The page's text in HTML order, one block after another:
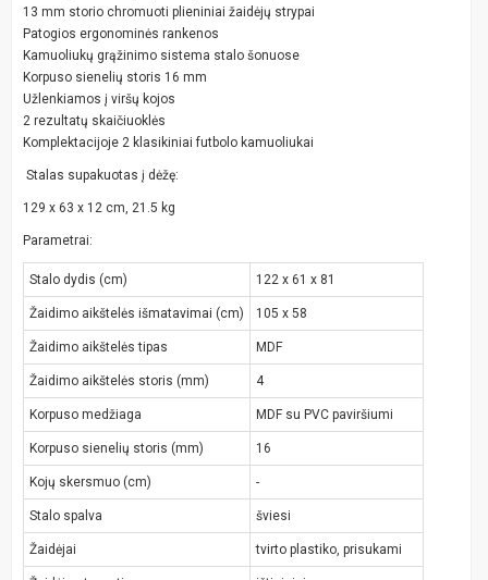
13 mm storio chromuoti plieniniai žaidėjų strypai
Patogios ergonominės rankenos
Kamuoliukų grąžinimo sistema stalo šonuose
Korpuso sienelių storis 16 mm
Užlenkiamos į viršų kojos
2 rezultatų skaičiuoklės
Komplektacijoje 2 klasikiniai futbolo kamuoliukai
Stalas supakuotas į dėžę:
129 x 63 x 12 cm, 21.5 kg
Parametrai:
Stalo dydis (cm) 122 x 61 x 81
Žaidimo aikštelės išmatavimai (cm) 105 x 58
Žaidimo aikštelės tipas MDF
Žaidimo aikštelės storis (mm) 4
Korpuso medžiaga MDF su PVC paviršiumi
Korpuso sienelių storis (mm) 16
Kojų skersmuo (cm) -
Stalo spalva šviesi
Žaidėjai tvirto plastiko, prisukami